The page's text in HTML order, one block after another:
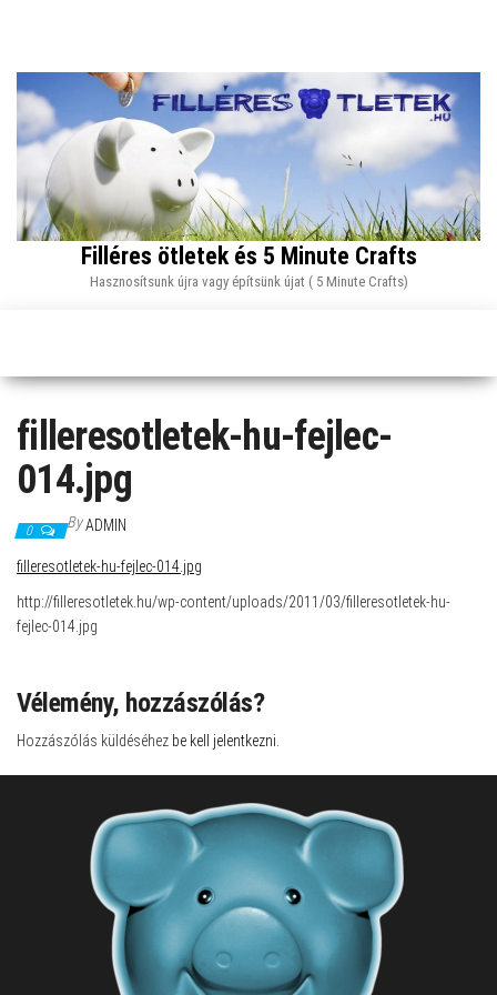
Filléres ötletek és 5 Minute Crafts
Hasznosítsunk újra vagy építsünk újat ( 5 Minute Crafts)
filleresotletek-hu-fejlec-
014.jpg
0 ByADMIN
filleresotletek-hu-fejlec-014.jpg
http://filleresotletek.hu/wp-content/uploads/2011/03/filleresotletek-hu-
fejlec-014.jpg
Vélemény, hozzászólás?
Hozzászólás küldéséhez be kell jelentkezni.